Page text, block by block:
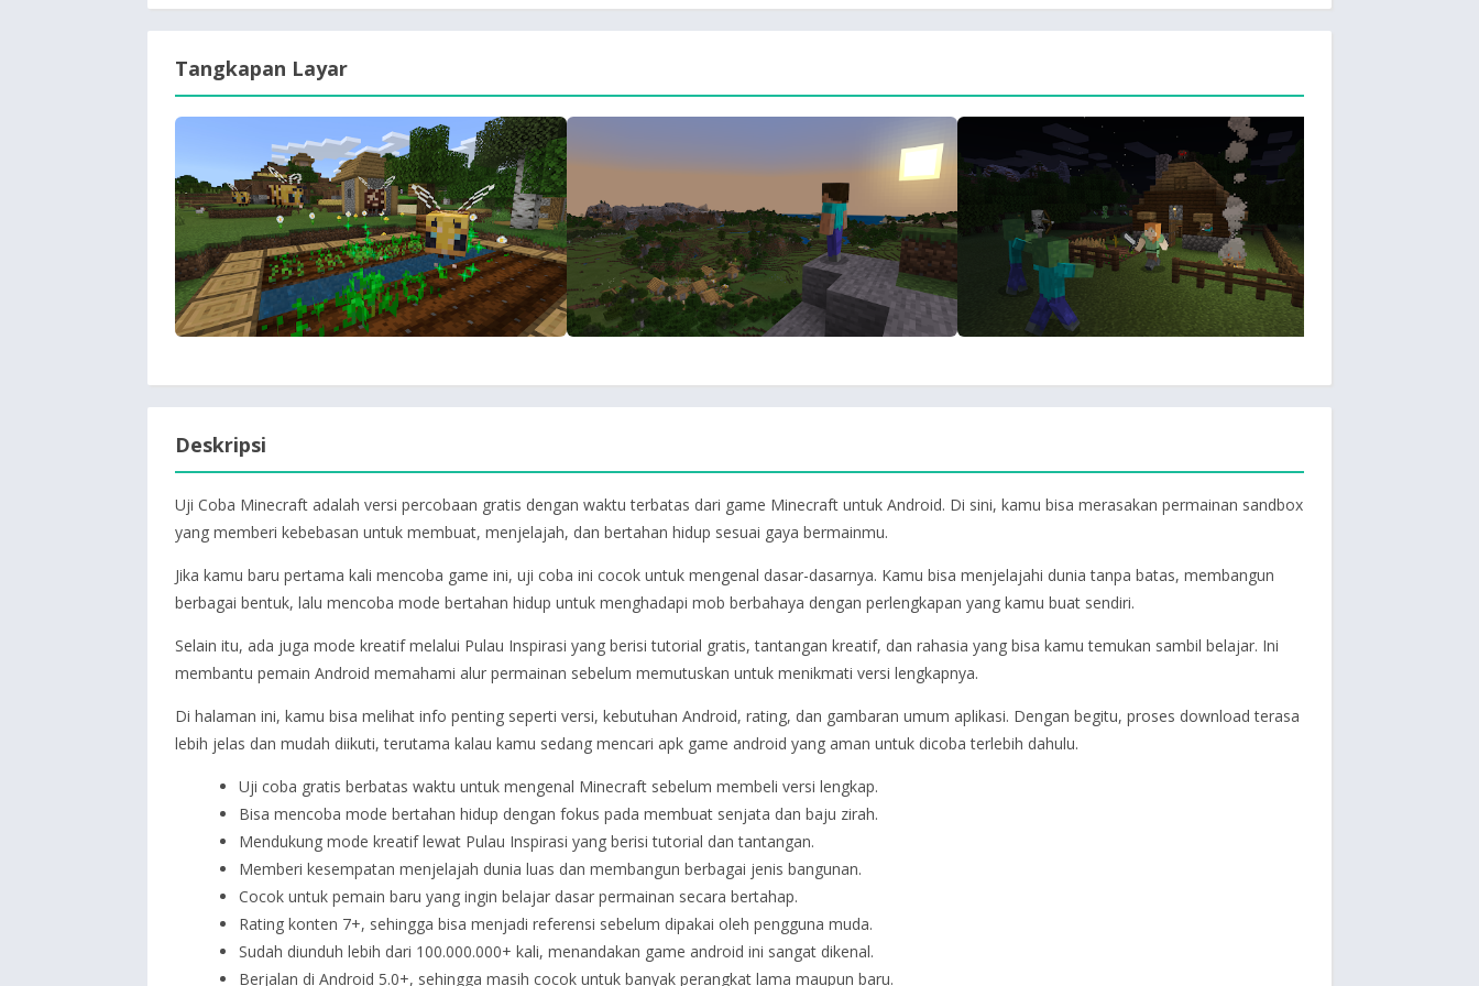
Tangkapan Layar
Deskripsi
Uji Coba Minecraft adalah versi percobaan gratis dengan waktu terbatas dari game Minecraft untuk Android. Di sini, kamu bisa merasakan permainan sandbox
yang memberi kebebasan untuk membuat, menjelajah, dan bertahan hidup sesuai gaya bermainmu.
Jika kamu baru pertama kali mencoba game ini, uji coba ini cocok untuk mengenal dasar-dasarnya. Kamu bisa menjelajahi dunia tanpa batas, membangun
berbagai bentuk, lalu mencoba mode bertahan hidup untuk menghadapi mob berbahaya dengan perlengkapan yang kamu buat sendiri.
Selain itu, ada juga mode kreatif melalui Pulau Inspirasi yang berisi tutorial gratis, tantangan kreatif, dan rahasia yang bisa kamu temukan sambil belajar. Ini
membantu pemain Android memahami alur permainan sebelum memutuskan untuk menikmati versi lengkapnya.
Di halaman ini, kamu bisa melihat info penting seperti versi, kebutuhan Android, rating, dan gambaran umum aplikasi. Dengan begitu, proses download terasa
lebih jelas dan mudah diikuti, terutama kalau kamu sedang mencari apk game android yang aman untuk dicoba terlebih dahulu.
Uji coba gratis berbatas waktu untuk mengenal Minecraft sebelum membeli versi lengkap.
Bisa mencoba mode bertahan hidup dengan fokus pada membuat senjata dan baju zirah.
Mendukung mode kreatif lewat Pulau Inspirasi yang berisi tutorial dan tantangan.
Memberi kesempatan menjelajah dunia luas dan membangun berbagai jenis bangunan.
Cocok untuk pemain baru yang ingin belajar dasar permainan secara bertahap.
Rating konten 7+, sehingga bisa menjadi referensi sebelum dipakai oleh pengguna muda.
Sudah diunduh lebih dari 100.000.000+ kali, menandakan game android ini sangat dikenal.
Berjalan di Android 5.0+, sehingga masih cocok untuk banyak perangkat lama maupun baru.